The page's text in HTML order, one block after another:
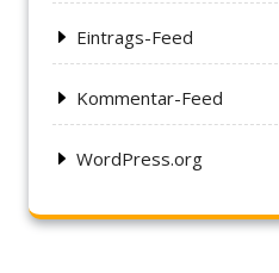
Eintrags-Feed
Kommentar-Feed
WordPress.org